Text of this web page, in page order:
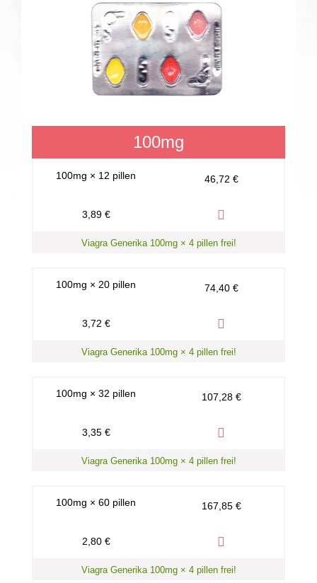
100mg
100mg × 12 pillen 46,72 €
3,89 €
Viagra Generika 100mg × 4 pillen frei!
100mg × 20 pillen 74,40 €
3,72 €
Viagra Generika 100mg × 4 pillen frei!
100mg × 32 pillen 107,28 €
3,35 €
Viagra Generika 100mg × 4 pillen frei!
100mg × 60 pillen 167,85 €
2,80 €
Viagra Generika 100mg × 4 pillen frei!